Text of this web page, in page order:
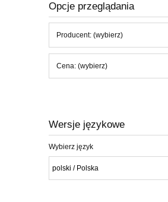
Opcje przeglądania
Producent: (wybierz)
Cena: (wybierz)
Wersje językowe
Wybierz język